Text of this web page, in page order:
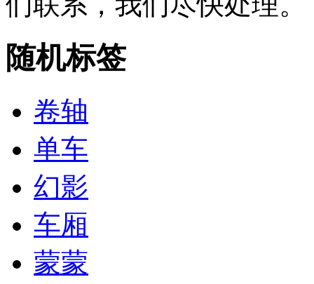
随机标签
卷轴
单车
幻影
车厢
蒙蒙